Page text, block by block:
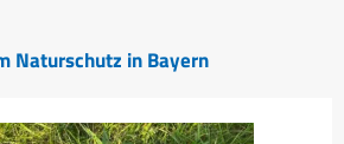
Naturschutz in Bayern